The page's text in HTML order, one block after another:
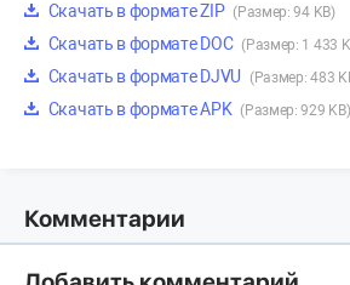
Скачать в формате ZIP (Размер: 94 KB)
Скачать в формате DOC (Размер: 1 433
Скачать в формате DJVU (Размер: 483
Скачать в формате APK (Размер: 929 KB)
Комментарии